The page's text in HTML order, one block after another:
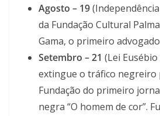
Agosto – 19
da Fundação Cultural
Gama, o primeiro
Setembro – 21 (Lei
extingue o tráfico negreiro
Fundação do primeiro
negra “O homem de cor”.